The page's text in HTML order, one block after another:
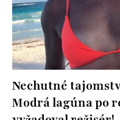
Nechutné
Modrá lagúna po